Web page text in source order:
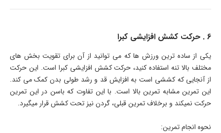
6 . حرکت کشش افزایشی کبرا
یکی از ساده ترین ورزش ها که می توانید از آن برای تقویت بخش های
مختلف بالا تنه استفاده کنید، حرکت کشش افزایشی کبرا است. این حرکت
از آنجایی که کششی است به افزایش قد و رشد طولی بدن کمک می کند.
این تمرین مشابه تمرین بالا است. با این تفاوت که باسن در این تمرین
حرکت نمیکند و برخلاف تمرین قبلی، گردن نیز تحت کشش قرار میگیرد.
نحوه انجام تمرین: